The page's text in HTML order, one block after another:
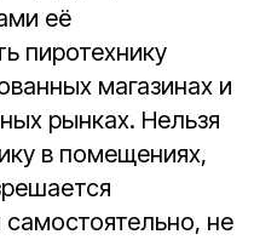
её
пиротехнику
магазинах и
рынках. Нельзя
в помещениях,
не